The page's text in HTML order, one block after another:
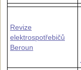
Revize
elektrospotřebičů
Beroun